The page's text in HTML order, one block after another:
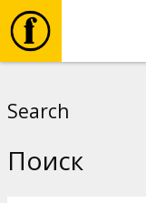
Search
Поиск